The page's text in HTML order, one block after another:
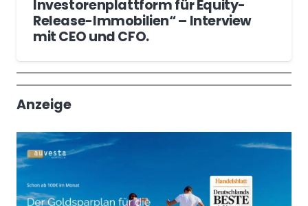
Investorenplattform für Equity-
Release-Immobilien“ – Interview
mit CEO und CFO.
Wochenrückblick
Trendthemen
Anzeige